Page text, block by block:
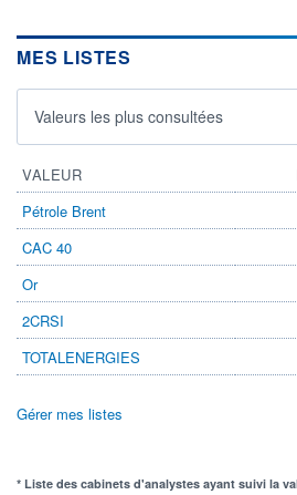
MES LISTES
Valeurs les plus consultées
VALEUR
Pétrole Brent
CAC 40
Or
2CRSI
TOTALENERGIES
Gérer mes listes
* Liste des cabinets d'analystes ayant suivi la